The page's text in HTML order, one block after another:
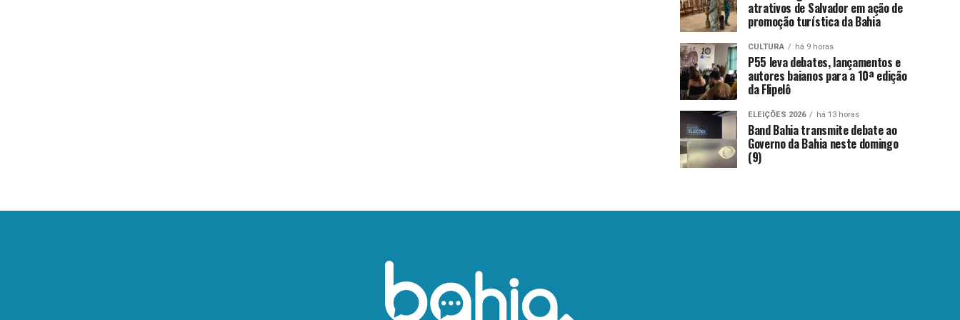
atrativos de Salvador em ação de
promoção turística da Bahia
CULTURA há 9 horas
P55 leva debates, lançamentos e
autores baianos para a 10ª edição
da Flipelô
ELEIÇÕES 2026 há 13 horas
Band Bahia transmite debate ao
Governo da Bahia neste domingo
(9)